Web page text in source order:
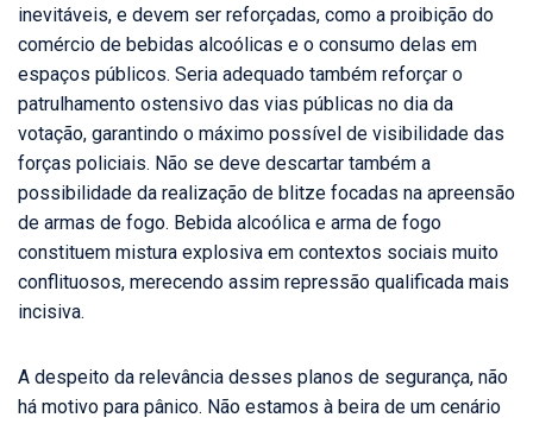
inevitáveis, e devem ser reforçadas, como a proibição do
comércio de bebidas alcoólicas e o consumo delas em
espaços públicos. Seria adequado também reforçar o
patrulhamento ostensivo das vias públicas no dia da
votação, garantindo o máximo possível de visibilidade das
forças policiais. Não se deve descartar também a
possibilidade da realização de blitze focadas na apreensão
de armas de fogo. Bebida alcoólica e arma de fogo
constituem mistura explosiva em contextos sociais muito
conflituosos, merecendo assim repressão qualificada mais
incisiva.
A despeito da relevância desses planos de segurança, não
há motivo para pânico. Não estamos à beira de um cenário